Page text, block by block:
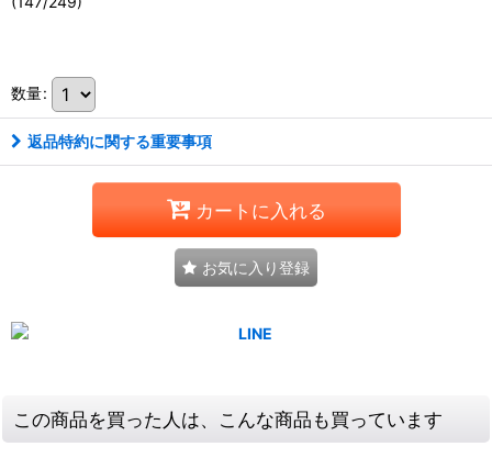
数量:
返品特約に関する重要事項
カートに入れる
お気に入り登録
この商品を買った人は、こんな商品も買っています